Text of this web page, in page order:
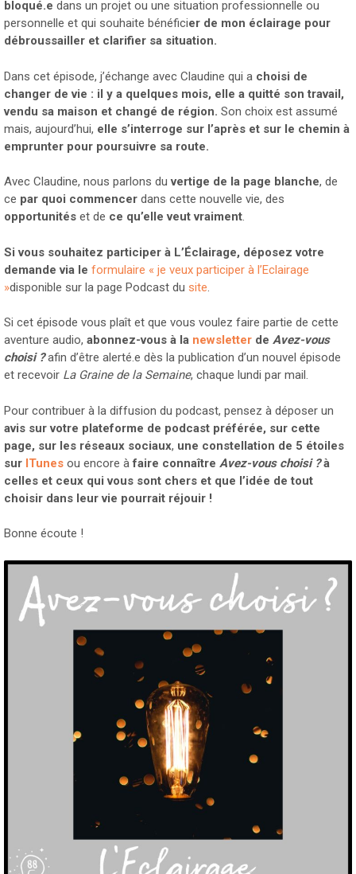
bloqué.e dans un projet ou une situation professionnelle ou
personnelle et qui souhaite bénéficier de mon éclairage pour
débroussailler et clarifier sa situation.
Dans cet épisode, j’échange avec Claudine qui a choisi de
changer de vie : il y a quelques mois, elle a quitté son travail,
vendu sa maison et changé de région. Son choix est assumé
mais, aujourd’hui, elle s’interroge sur l’après et sur le chemin à
emprunter pour poursuivre sa route.
Avec Claudine, nous parlons duvertige de la page blanche, de
ce par quoi commencer dans cette nouvelle vie, des
opportunités et de ce qu’elle veut vraiment.
Si vous souhaitez participer à L’Éclairage, déposez votre
demande via le formulaire « je veux participer à l’Eclairage
»disponible sur la page Podcast du site.
Si cet épisode vous plaît et que vous voulez faire partie de cette
aventure audio, abonnez-vous à la newsletter de Avez-vous
choisi ? afin d’être alerté.e dès la publication d’un nouvel épisode
et recevoir La Graine de la Semaine, chaque lundi par mail.
Pour contribuer à la diffusion du podcast, pensez à déposer un
avis sur votre plateforme de podcast préférée, sur cette
page, sur les réseaux sociaux, une constellation de 5 étoiles
sur ITunes ou encore àfaire connaître Avez-vous choisi ?à
celles et ceux qui vous sont chers et que l’idée de tout
choisir dans leur vie pourrait réjouir !
Bonne écoute !